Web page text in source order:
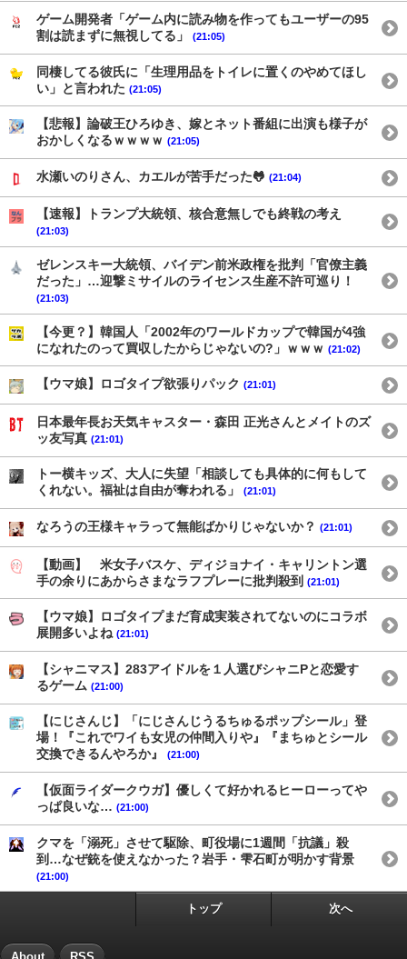
ゲーム開発者「ゲーム内に読み物を作ってもユーザーの95
割は読まずに無視してる」
(21:05)
同棲してる彼氏に「生理用品をトイレに置くのやめてほし
い」と言われた (21:05)
【悲報】論破王ひろゆき、嫁とネット番組に出演も様子が
おかしくなるｗｗｗｗ (21:05)
水瀬いのりさん、カエルが苦手だった🐸 (21:04)
【速報】トランプ大統領、核合意無しでも終戦の考え
(21:03)
ゼレンスキー大統領、バイデン前米政権を批判「官僚主義
だった」…迎撃ミサイルのライセンス生産不許可巡り！
(21:03)
【今更？】韓国人「2002年のワールドカップで韓国が4強
になれたのって買収したからじゃないの?」ｗｗｗ (21:02)
【ウマ娘】ロゴタイプ欲張りパック (21:01)
日本最年長お天気キャスター・森田 正光さんとメイトのズ
ッ友写真 (21:01)
トー横キッズ、大人に失望「相談しても具体的に何もして
くれない。福祉は自由が奪われる」
(21:01)
なろうの王様キャラって無能ばかりじゃないか？ (21:01)
【動画】 米女子バスケ、ディジョナイ・キャリントン選
手の余りにあからさまなラフプレーに批判殺到 (21:01)
【ウマ娘】ロゴタイプまだ育成実装されてないのにコラボ
展開多いよね (21:01)
【シャニマス】283アイドルを１人選びシャニPと恋愛す
るゲーム (21:00)
【にじさんじ】「にじさんじうるちゅるポップシール」登
場！『これでワイも女児の仲間入りや』『まちゅとシール
交換できるんやろか』
(21:00)
【仮面ライダークウガ】優しくて好かれるヒーローってや
っぱ良いな… (21:00)
クマを「溺死」させて駆除、町役場に1週間「抗議」殺
到…なぜ銃を使えなかった？岩手・雫石町が明かす背景
(21:00)
トップ 次へ